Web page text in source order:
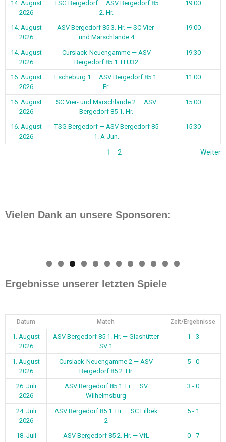
14. August
2026
TSG Bergedorf — ASV Bergedorf 85
2. Hr.
19:00
14. August
2026
ASV Bergedorf 85 3. Hr. — SC Vier-
und Marschlande 4
19:00
14. August
2026
Curslack-Neuengamme — ASV
Bergedorf 85 1. H Ü32
19:30
16. August
2026
Escheburg 1 — ASV Bergedorf 85 1.
Fr.
11:00
16. August
2026
SC Vier- und Marschlande 2 — ASV
Bergedorf 85 1. Hr.
15:00
16. August
2026
TSG Bergedorf — ASV Bergedorf 85
1. A-Jun.
15:30
1 2 Weiter
Vielen Dank an unsere Sponsoren:
0 1 2
Ergebnisse unserer letzten Spiele
Datum Match Zeit/Ergebnisse
1. August
2026
ASV Bergedorf 85 1. Hr. — Glashütter
SV 1
1 - 3
1. August
2026
Curslack-Neuengamme 2 — ASV
Bergedorf 85 2. Hr.
5 - 0
26. Juli
2026
ASV Bergedorf 85 1. Fr. — SV
Wilhelmsburg
3 - 0
24. Juli
2026
ASV Bergedorf 85 1. Hr. — SC Eilbek
2
5 - 1
18. Juli
ASV Bergedorf 85 2. Hr. — VfL
0 - 7